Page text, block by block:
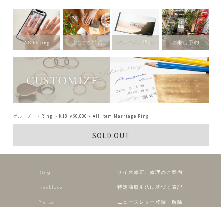
グループ： ・Ring ・K18 ￥50,000～ All Item Marriage Ring
SOLD OUT
Ring
Necklace
Pierce
サイズ修正、修理のご案内
特定商取引法に基づく表記
ニュースレター登録・解除